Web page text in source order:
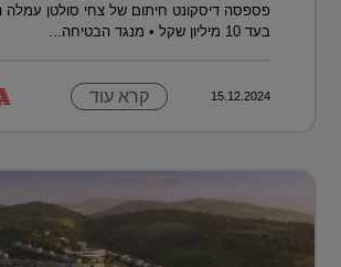
פספסה דיסקונט חיתום של צחי סולטן עמלה
בעד 10 מיליון שקל • מנגד הבטיחה...
15.12.2024 קרא עוד